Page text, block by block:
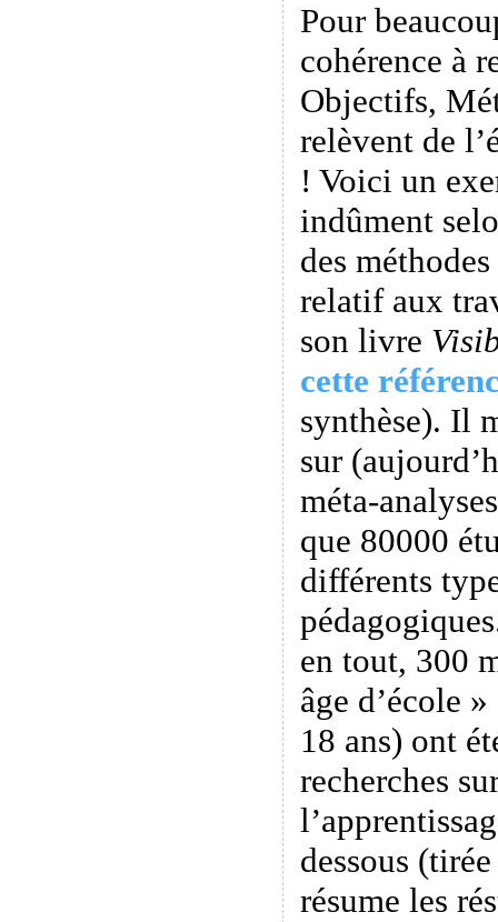
Pour
cohérence à
Objectifs,
relèvent de
! Voici un
indûment
des
relatif aux
son livre
cette
synthèse). Il
sur
méta-
que 80000
différents
en tout, 300
âge d’école
18 ans) ont
recherches
dessous
résume les